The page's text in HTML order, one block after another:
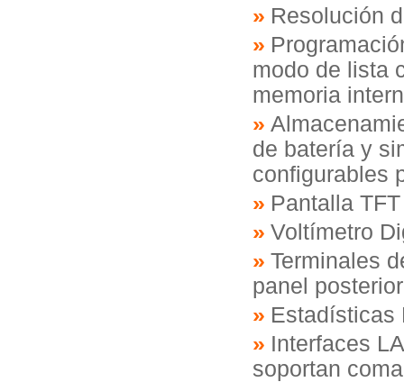
Resolución
modo de lista
memoria
de batería y
configurables
Pantalla
Voltímetro
Terminales
panel posterior
Estadísticas
Interfaces
soportan